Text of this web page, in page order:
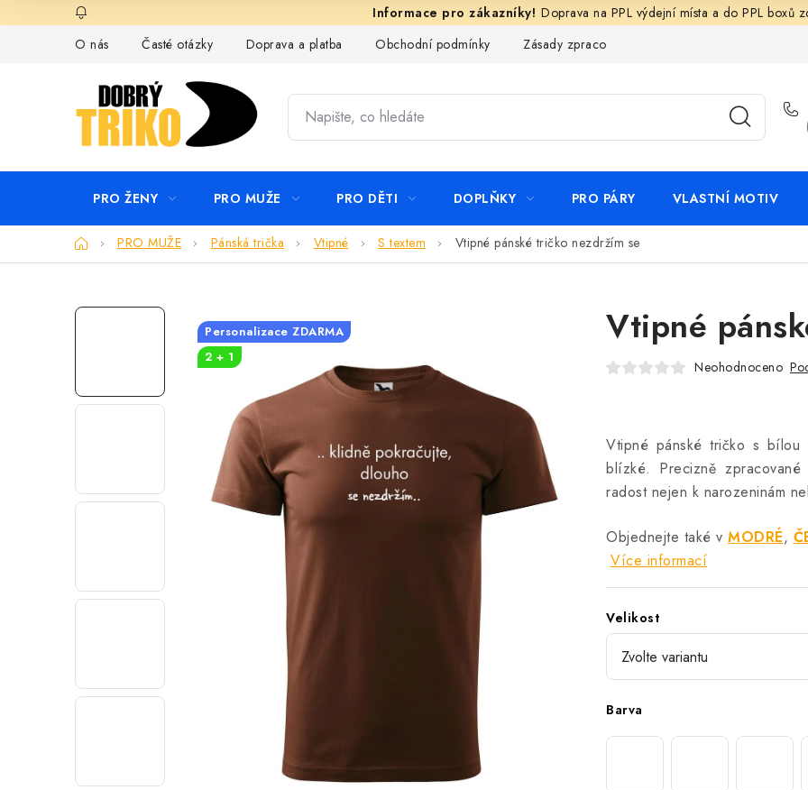
na
Doprava na PPL výdejní místa a do PPL boxů
O nás
Časté otázky Doprava a platba Obchodní podmínky Zásady zpracování ochrany osobních údajů
PRO ŽENY PRO MUŽE PRO DĚTI DOPLŇKY PRO PÁRY VLASTNÍ MOTIV
DomůPRO MUŽE Pánská trička Vtipné S textem Vtipné pánské tričko nezdržím se
Vtipné
Neohodnoceno
Vtipné pánské tričko s bílou
blízké. Precizně
radost nejen k narozeninám
Objednejte také v MODRÉ,
Více informací
Velikost
Barva
Personalizace ZDARMA
2 + 1